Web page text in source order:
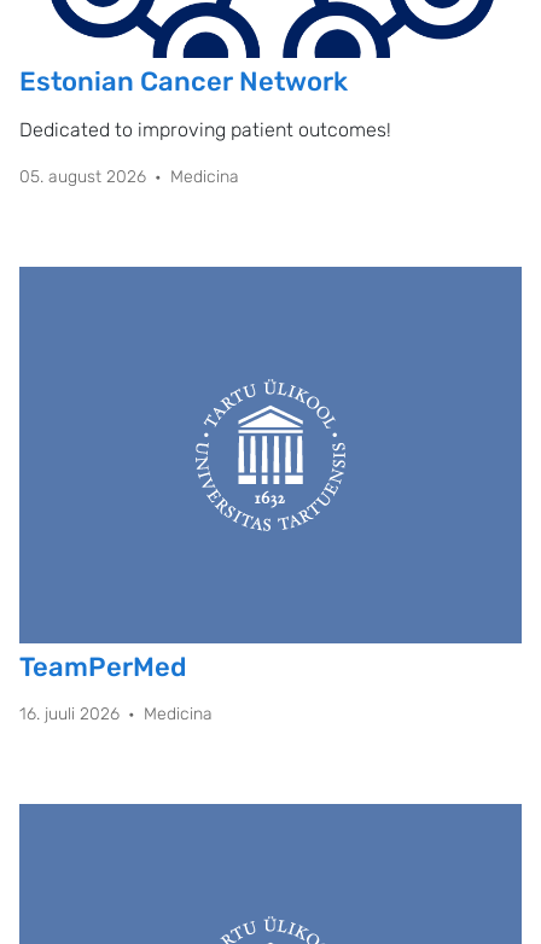
Estonian Cancer Network
Dedicated to improving patient outcomes!
05. august 2026 Medicina
TeamPerMed
16. juuli 2026 Medicina